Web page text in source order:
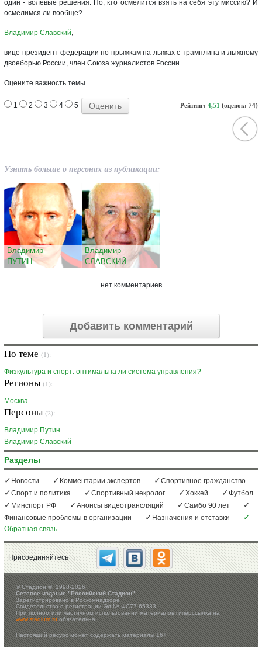
один - волевые решения. Но, кто осмелится взять на себя эту миссию? И
осмелимся ли вообще?
Владимир Славский,
вице-президент федерации по прыжкам на лыжах с трамплина и лыжному
двоеборью России, член Союза журналистов России
Оцените важность темы
Рейтинг: 4,51 (оценок: 74)
1 2 3 4 5
Узнать больше о персонах из публикации:
Владимир
ПУТИН
Владимир
СЛАВСКИЙ
нет комментариев
Добавить комментарий
По теме (1):
Физкультура и спорт: оптимальна ли система управления?
Регионы (1):
Москва
Персоны (2):
Владимир Путин
Владимир Славский
Разделы
Новости Комментарии экспертов
Спортивное гражданство
Спорт и политика
Спортивный некролог Хоккей
Футбол
Минспорт РФ
Анонсы видеотрансляций
Самбо 90 лет
Финансовые проблемы в организации
Назначения и отставки
Обратная связь
Присоединяйтесь →
©Стадион ®, 1998-2026
Сетевое издание "Российский Стадион"
Зарегистрировано в Роскомнадзоре
Свидетельство о регистрации Эл № ФС77-65333
При полном или частичном использовании материалов гиперссылка на
www.stadium.ruобязательна
Настоящий ресурс может содержать материалы 16+